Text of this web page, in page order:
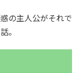
の主人公がそれで
。